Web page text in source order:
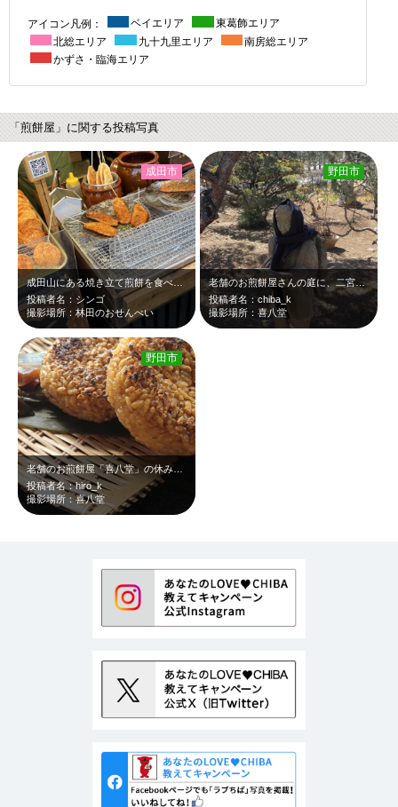
アイコン凡例： ベイエリア
東葛飾エリア
北総エリア
九十九里エリア
南房総エリア
かずさ・臨海エリア
「煎餅屋」に関する投稿写真
成田山にある焼き立て煎餅を食べました。 美味しかったです。
投稿者名：シンゴ
撮影場所：林田のおせんべい
成田市
老舗のお煎餅屋さんの庭に、二宮金次郎像! えっ(゜゜) マフラーま…
投稿者名：chiba_k
撮影場所：喜八堂
野田市
老舗のお煎餅屋「喜八堂」の休み処で注文。 焼きおにぎり!絶品!! …
投稿者名：hiro_k
撮影場所：喜八堂
野田市